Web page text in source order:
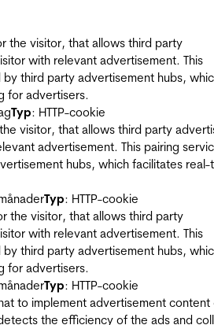
the visitor, that allows third party
with relevant advertisement. This
third party advertisement hubs,
for advertisers.
Typ: HTTP-cookie
visitor, that allows third party
advertisement. This pairing
hubs, which facilitates real-
Typ: HTTP-cookie
the visitor, that allows third party
with relevant advertisement. This
third party advertisement hubs,
for advertisers.
Typ: HTTP-cookie
to implement advertisement content
the efficiency of the ads and